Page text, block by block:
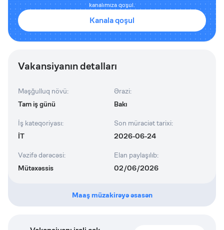
kanalımıza qoşul.
Kanala qoşul
Vakansiyanın detalları
Məşğulluq növü:
Tam iş günü
Ərazi:
Bakı
İş kateqoriyası:
İT
Son müraciət tarixi:
2026-06-24
Vəzifə dərəcəsi:
Mütəxəssis
Elan paylaşılıb:
02/06/2026
Maaş müzakirəyə əsasən